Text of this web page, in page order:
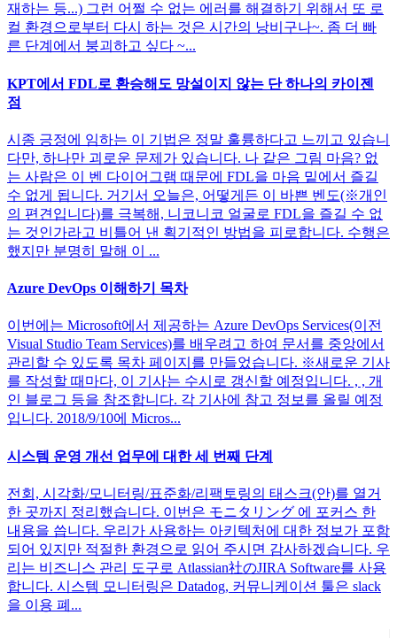
재하는 등...) 그런 어쩔 수 없는 에러를 해결하기 위해서 또 로
컬 환경으로부터 다시 하는 것은 시간의 낭비구나~. 좀 더 빠
른 단계에서 붕괴하고 싶다 ~...
KPT에서 FDL로 환승해도 망설이지 않는 단 하나의 카이젠
점
시종 긍정에 임하는 이 기법은 정말 훌륭하다고 느끼고 있습니
다만, 하나만 괴로운 문제가 있습니다. 나 같은 그림 마음? 없
는 사람은 이 벤 다이어그램 때문에 FDL을 마음 밑에서 즐길
수 없게 됩니다. 거기서 오늘은, 어떻게든 이 바쁜 벤도(※개인
의 편견입니다)를 극복해, 니코니코 얼굴로 FDL을 즐길 수 없
는 것인가라고 비틀어 낸 획기적인 방법을 피로합니다. 수행은
했지만 분명히 말해 이 ...
Azure DevOps 이해하기 목차
이번에는 Microsoft에서 제공하는 Azure DevOps Services(이전
Visual Studio Team Services)를 배우려고 하여 문서를 중앙에서
관리할 수 있도록 목차 페이지를 만들었습니다. ※새로운 기사
를 작성할 때마다, 이 기사는 수시로 갱신할 예정입니다. , , 개
인 블로그 등을 참조합니다. 각 기사에 참고 정보를 올릴 예정
입니다. 2018/9/10에 Micros...
시스템 운영 개선 업무에 대한 세 번째 단계
전회, 시각화/모니터링/표준화/리팩토링의 태스크(안)를 열거
한 곳까지 정리했습니다. 이번은 モニタリング 에 포커스 한
내용을 씁니다. 우리가 사용하는 아키텍처에 대한 정보가 포함
되어 있지만 적절한 환경으로 읽어 주시면 감사하겠습니다. 우
리는 비즈니스 관리 도구로 Atlassian社のJIRA Software를 사용
합니다. 시스템 모니터링은 Datadog, 커뮤니케이션 툴은 slack
을 이용 폐...